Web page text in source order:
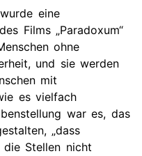
eine
Films „Paradoxum“
ohne
und sie werden
mit
es vielfach
war es, das
„dass
die Stellen nicht